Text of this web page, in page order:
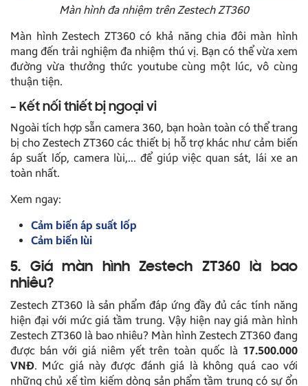
Màn hình đa nhiệm trên Zestech ZT360
Màn hình Zestech ZT360 có khả năng chia đôi màn hình
mang đến trải nghiệm đa nhiệm thú vị. Bạn có thể vừa xem
đường vừa thưởng thức youtube cùng một lúc, vô cùng
thuận tiện.
– Kết nối thiết bị ngoại vi
Ngoài tích hợp sẵn camera 360, bạn hoàn toàn có thể trang
bị cho Zestech ZT360 các thiết bị hỗ trợ khác như cảm biến
áp suất lốp, camera lùi,… để giúp việc quan sát, lái xe an
toàn nhất.
Xem ngay:
Cảm biến áp suất lốp
Cảm biến lùi
5. Giá màn hình Zestech ZT360 là bao
nhiêu?
Zestech ZT360 là sản phẩm đáp ứng đầy đủ các tính năng
hiện đại với mức giá tầm trung. Vậy hiện nay giá màn hình
Zestech ZT360 là bao nhiêu? Màn hình Zestech ZT360 đang
được bán với giá niêm yết trên toàn quốc là 17.500.000
VNĐ. Mức giá này được đánh giá là không quá cao với
những chủ xế tìm kiếm dòng sản phẩm tầm trung có sự ổn